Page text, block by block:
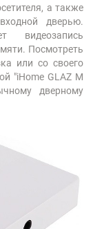
а также
дверью.
видеозапись
Посмотреть
или со своего
"iHome GLAZ М
дверному